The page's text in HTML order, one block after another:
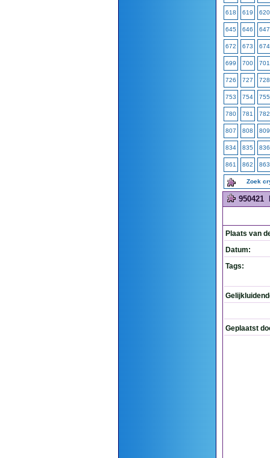
618 619 620
645 646 647
672 673 674
699 700 701
726 727 728
753 754 755
780 781 782
807 808 809
834 835 836
861 862 863
Zoek
950421
Plaats van
Datum:
Tags:
Geplaatst